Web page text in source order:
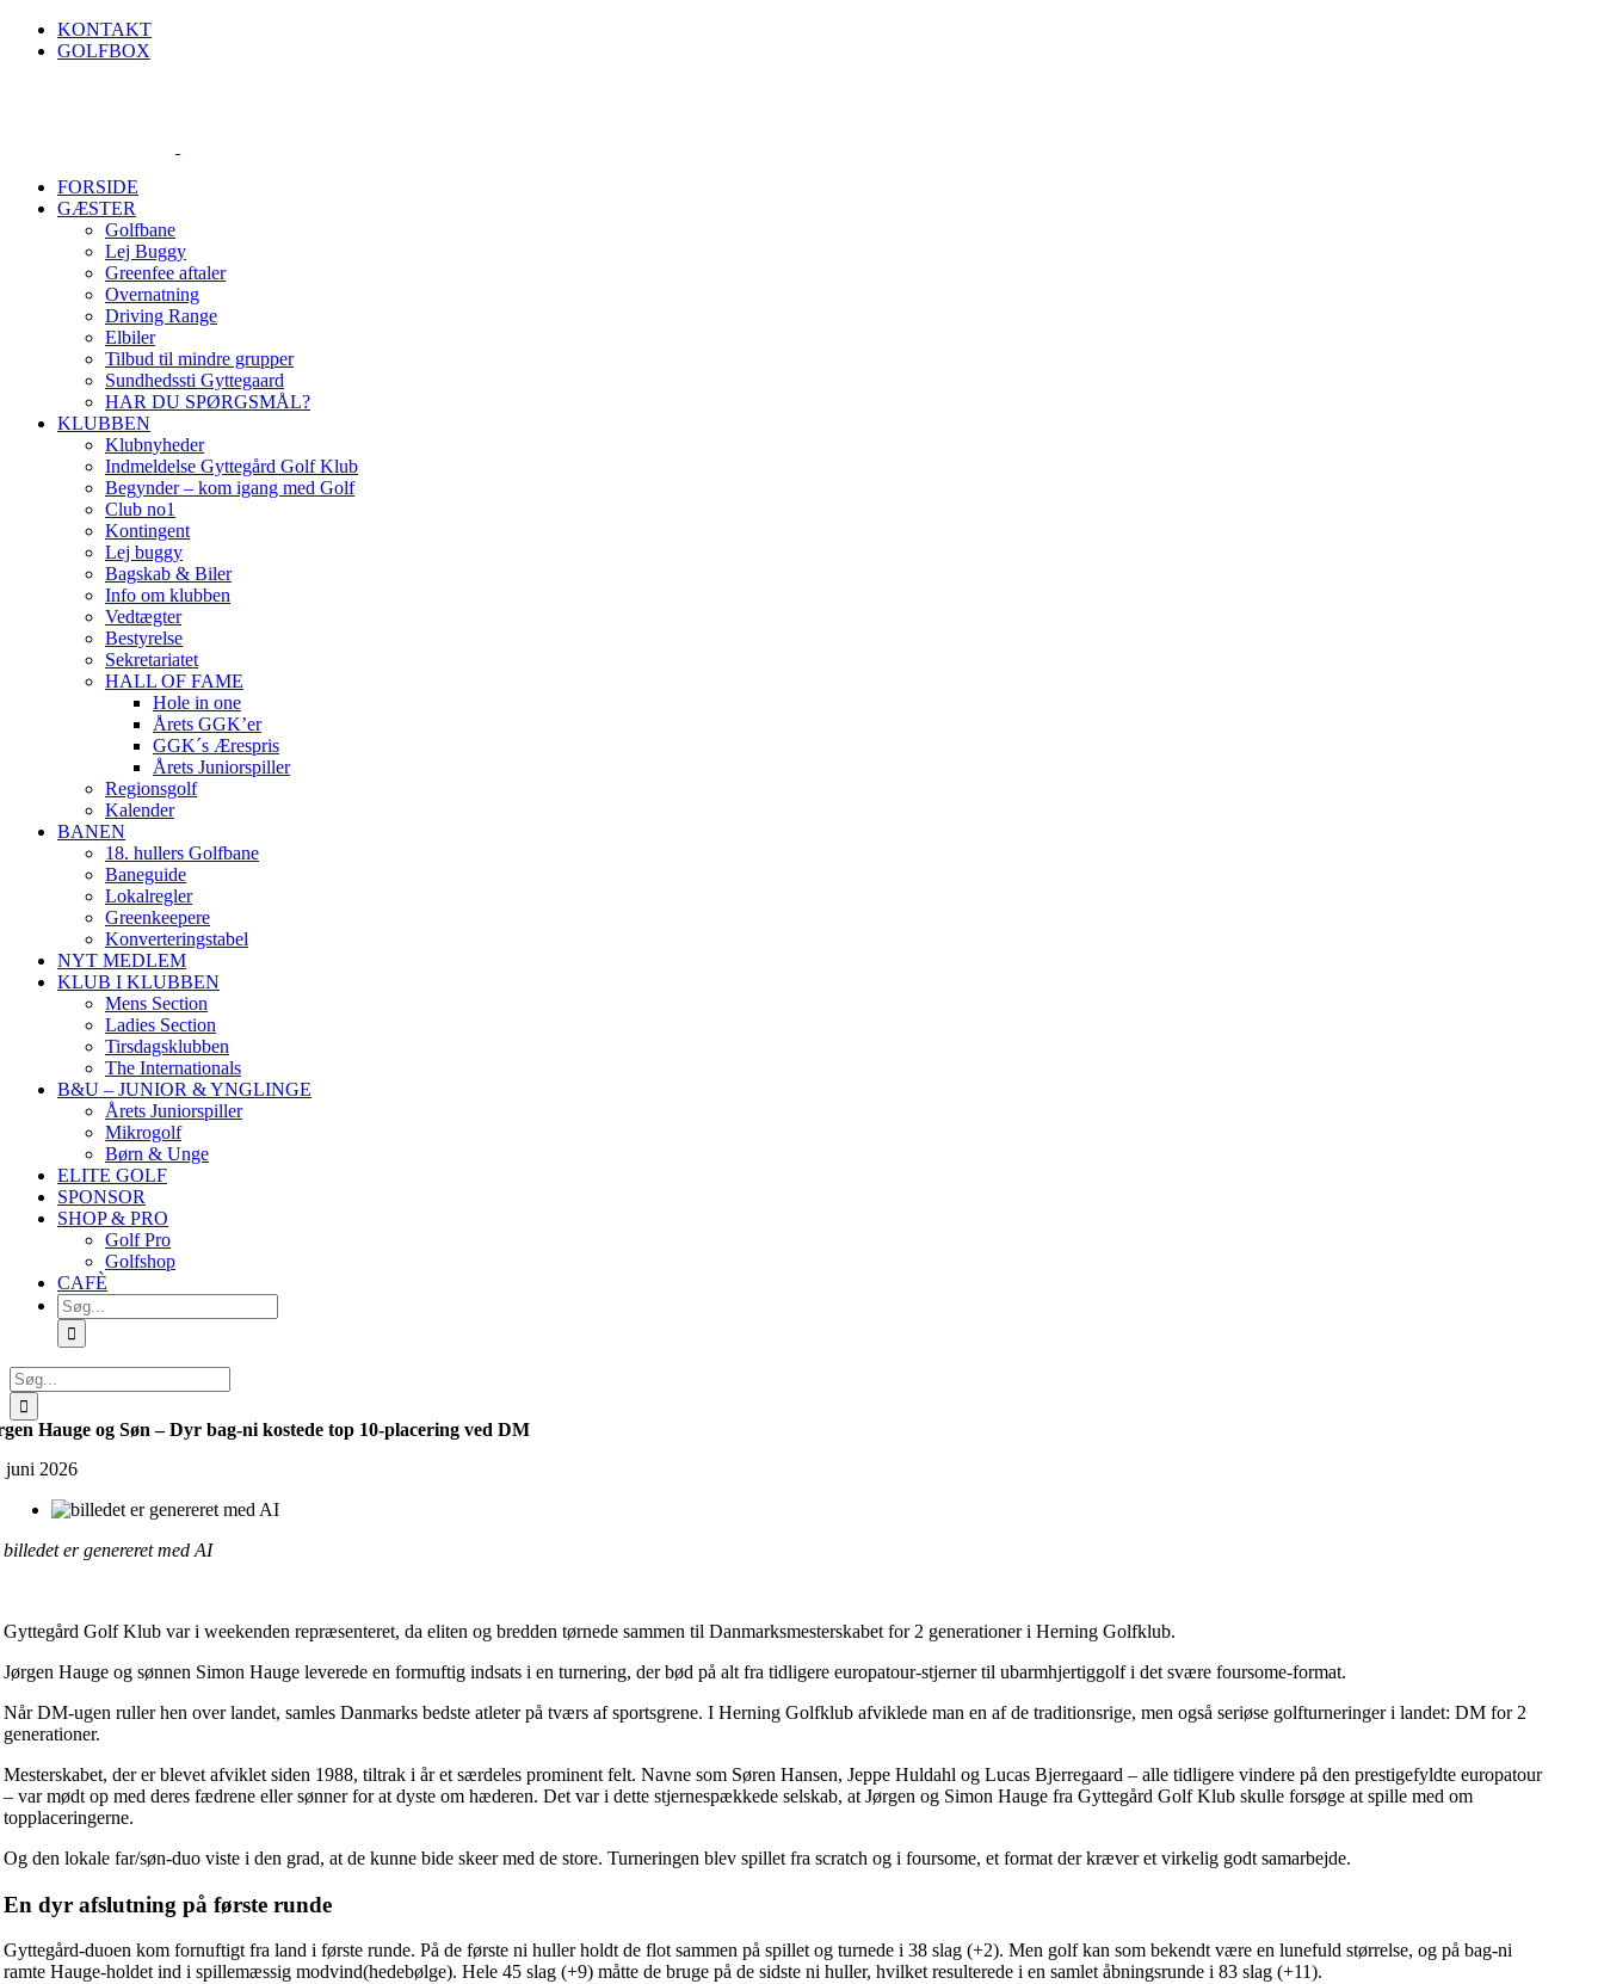
Skip
KONTAKT
GOLFBOX
FORSIDE
GÆSTER
Golfbane
Lej Buggy
Greenfee aftaler
Overnatning
Driving Range
Elbiler
Tilbud til mindre grupper
Sundhedssti Gyttegaard
HAR DU SPØRGSMÅL?
KLUBBEN
Klubnyheder
Indmeldelse Gyttegård Golf Klub
Begynder – kom igang med Golf
Club no1
Kontingent
Lej buggy
Bagskab & Biler
Info om klubben
Vedtægter
Bestyrelse
Sekretariatet
HALL OF FAME
Hole in one
Årets GGK’er
GGK´s Ærespris
Årets Juniorspiller
Regionsgolf
Kalender
BANEN
18. hullers Golfbane
Baneguide
Lokalregler
Greenkeepere
Konverteringstabel
NYT MEDLEM
KLUB I KLUBBEN
Mens Section
Ladies Section
Tirsdagsklubben
The Internationals
B&U – JUNIOR & YNGLINGE
Årets Juniorspiller
Mikrogolf
Børn & Unge
ELITE GOLF
SPONSOR
SHOP & PRO
Golf Pro
Golfshop
CAFÈ
Søg
efter:
Søg
efter:
Hauge og Søn – Dyr bag-ni kostede top 10-placering ved DM
juni 2026
billedet er genereret med AI
Gyttegård Golf Klub var i weekenden repræsenteret, da eliten og bredden tørnede sammen til Danmarksmesterskabet for 2 generationer i Herning Golfklub.
Jørgen Hauge og sønnen Simon Hauge leverede en formuftig indsats i en turnering, der bød på alt fra tidligere europatour-stjerner til ubarmhjertiggolf i det svære foursome-format.
Når DM-ugen ruller hen over landet, samles Danmarks bedste atleter på tværs af sportsgrene. I Herning Golfklub afviklede man en af de traditionsrige, men også seriøse golfturneringer i landet: DM for 2
generationer.
Mesterskabet, der er blevet afviklet siden 1988, tiltrak i år et særdeles prominent felt. Navne som Søren Hansen, Jeppe Huldahl og Lucas Bjerregaard – alle tidligere vindere på den prestigefyldte europatour
– var mødt op med deres fædrene eller sønner for at dyste om hæderen. Det var i dette stjernespækkede selskab, at Jørgen og Simon Hauge fra Gyttegård Golf Klub skulle forsøge at spille med om
topplaceringerne.
Og den lokale far/søn-duo viste i den grad, at de kunne bide skeer med de store. Turneringen blev spillet fra scratch og i foursome, et format der kræver et virkelig godt samarbejde.
En dyr afslutning på første runde
Gyttegård-duoen kom fornuftigt fra land i første runde. På de første ni huller holdt de flot sammen på spillet og turnede i 38 slag (+2). Men golf kan som bekendt være en lunefuld størrelse, og på bag-ni
ramte Hauge-holdet ind i spillemæssig modvind(hedebølge). Hele 45 slag (+9) måtte de bruge på de sidste ni huller, hvilket resulterede i en samlet åbningsrunde i 83 slag (+11).